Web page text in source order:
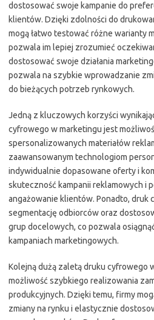
dostosować swoje kampanie do
klientów. Dzięki zdolności do
mogą łatwo testować różne warianty
pozwala im lepiej zrozumieć
dostosować swoje działania
pozwala na szybkie wprowadzanie
do bieżących potrzeb rynkowych.
Jedną z kluczowych korzyści
cyfrowego w marketingu jest
spersonalizowanych materiałów
zaawansowanym technologiom
indywidualnie dopasowane oferty i
skuteczność kampanii reklamowych i
angażowanie klientów. Ponadto, druk
segmentację odbiorców oraz
grup docelowych, co pozwala
kampaniach marketingowych.
Kolejną dużą zaletą druku cyfrowego
możliwość szybkiego realizowania
produkcyjnych. Dzięki temu, firmy
zmiany na rynku i elastycznie